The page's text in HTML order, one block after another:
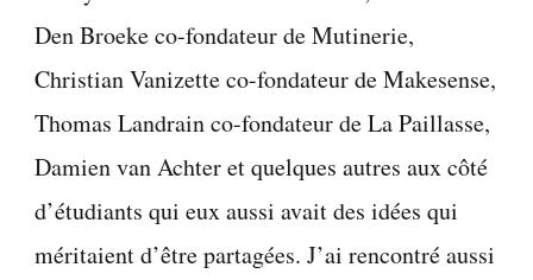
Den Broeke co-fondateur de Mutinerie,
Christian Vanizette co-fondateur de Makesense,
Thomas Landrain co-fondateur de La Paillasse,
Damien van Achter et quelques autres aux côté
d’étudiants qui eux aussi avait des idées qui
méritaient d’être partagées. J’ai rencontré aussi